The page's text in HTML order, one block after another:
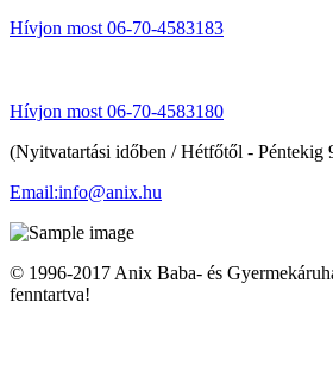
Hívjon most 06-70-4583183
Hívjon most 06-70-4583180
(Nyitvatartási időben / Hétfőtől - Péntekig
Email:info@anix.hu
© 1996-2017 Anix Baba- és
fenntartva!